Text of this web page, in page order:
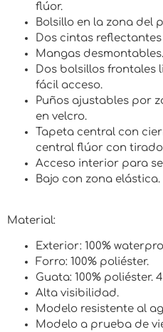
flúor.
Bolsillo en la zona del
Dos cintas
Mangas desmontables.
Dos bolsillos frontales
fácil acceso.
Puños ajustables por
en velcro.
Tapeta central con
central flúor con
Acceso interior para
Bajo con zona elástica.
Material:
Exterior: 100%
Forro: 100% poliéster.
Guata: 100% poliéster.
Alta visibilidad.
Modelo resistente al
Modelo a prueba de